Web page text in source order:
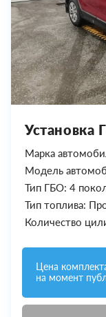
Установка
Марка
Модель
Тип ГБО: 4
Тип топлива:
Количество
Цена
на момент